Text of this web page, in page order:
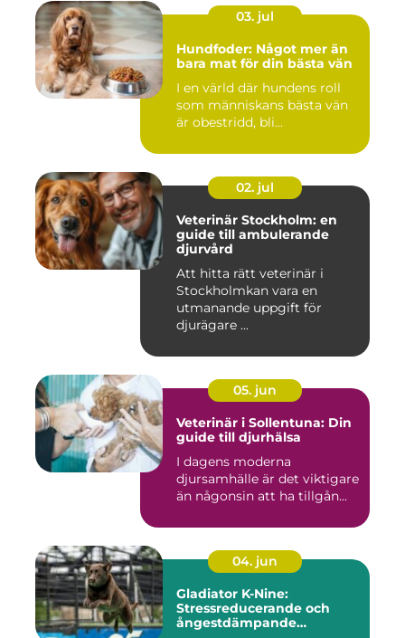
03. jul
Hundfoder: Något mer än
bara mat för din bästa vän
I en värld där hundens roll
som människans bästa vän
är obestridd, bli...
02. jul
Veterinär Stockholm: en
guide till ambulerande
djurvård
Att hitta rätt veterinär i
Stockholmkan vara en
utmanande uppgift för
djurägare ...
05. jun
Veterinär i Sollentuna: Din
guide till djurhälsa
I dagens moderna
djursamhälle är det viktigare
än någonsin att ha tillgån...
04. jun
Gladiator K-Nine:
Stressreducerande och
ångestdämpande